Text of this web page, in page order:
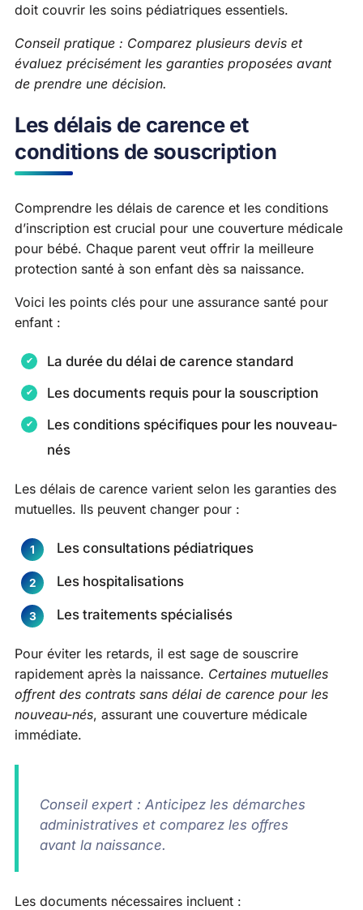
doit couvrir les soins pédiatriques essentiels.
Conseil pratique : Comparez plusieurs devis et
évaluez précisément les garanties proposées avant
de prendre une décision.
Les délais de carence et
conditions de souscription
Comprendre les délais de carence et les conditions
d’inscription est crucial pour une couverture médicale
pour bébé. Chaque parent veut offrir la meilleure
protection santé à son enfant dès sa naissance.
Voici les points clés pour une assurance santé pour
enfant :
La durée du délai de carence standard
Les documents requis pour la souscription
Les conditions spécifiques pour les nouveau-
nés
Les délais de carence varient selon les garanties des
mutuelles. Ils peuvent changer pour :
Les consultations pédiatriques
Les hospitalisations
Les traitements spécialisés
Pour éviter les retards, il est sage de souscrire
rapidement après la naissance. Certaines mutuelles
offrent des contrats sans délai de carence pour les
nouveau-nés, assurant une couverture médicale
immédiate.
Conseil expert : Anticipez les démarches
administratives et comparez les offres
avant la naissance.
Les documents nécessaires incluent :